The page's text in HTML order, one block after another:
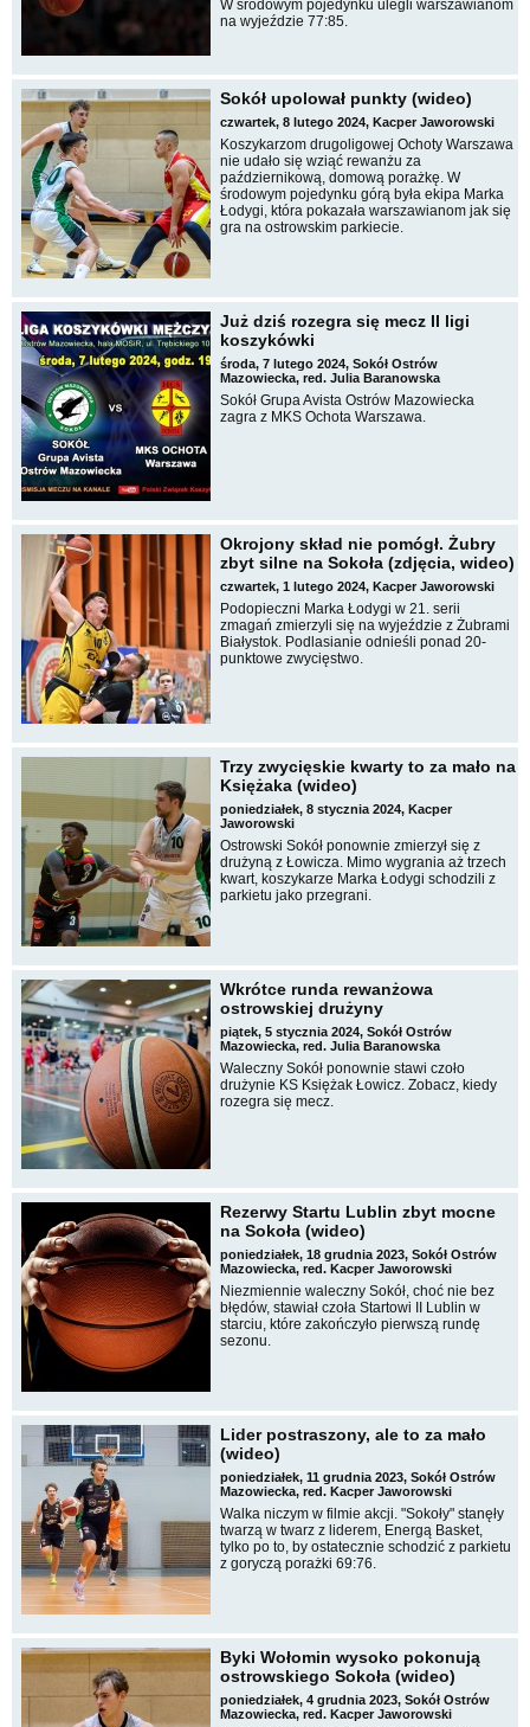
W środowym pojedynku ulegli warszawianom
na wyjeździe 77:85.
Sokół upolował punkty (wideo)
czwartek, 8 lutego 2024, Kacper Jaworowski
Koszykarzom drugoligowej Ochoty Warszawa
nie udało się wziąć rewanżu za
październikową, domową porażkę. W
środowym pojedynku górą była ekipa Marka
Łodygi, która pokazała warszawianom jak się
gra na ostrowskim parkiecie.
Już dziś rozegra się mecz II ligi
koszykówki
środa, 7 lutego 2024, Sokół Ostrów
Mazowiecka, red. Julia Baranowska
Sokół Grupa Avista Ostrów Mazowiecka
zagra z MKS Ochota Warszawa.
Okrojony skład nie pomógł. Żubry
zbyt silne na Sokoła (zdjęcia, wideo)
czwartek, 1 lutego 2024, Kacper Jaworowski
Podopieczni Marka Łodygi w 21. serii
zmagań zmierzyli się na wyjeździe z Żubrami
Białystok. Podlasianie odnieśli ponad 20-
punktowe zwycięstwo.
Trzy zwycięskie kwarty to za mało na
Księżaka (wideo)
poniedziałek, 8 stycznia 2024, Kacper
Jaworowski
Ostrowski Sokół ponownie zmierzył się z
drużyną z Łowicza. Mimo wygrania aż trzech
kwart, koszykarze Marka Łodygi schodzili z
parkietu jako przegrani.
Wkrótce runda rewanżowa
ostrowskiej drużyny
piątek, 5 stycznia 2024, Sokół Ostrów
Mazowiecka, red. Julia Baranowska
Waleczny Sokół ponownie stawi czoło
drużynie KS Księżak Łowicz. Zobacz, kiedy
rozegra się mecz.
Rezerwy Startu Lublin zbyt mocne
na Sokoła (wideo)
poniedziałek, 18 grudnia 2023, Sokół Ostrów
Mazowiecka, red. Kacper Jaworowski
Niezmiennie waleczny Sokół, choć nie bez
błędów, stawiał czoła Startowi II Lublin w
starciu, które zakończyło pierwszą rundę
sezonu.
Lider postraszony, ale to za mało
(wideo)
poniedziałek, 11 grudnia 2023, Sokół Ostrów
Mazowiecka, red. Kacper Jaworowski
Walka niczym w filmie akcji. "Sokoły" stanęły
twarzą w twarz z liderem, Energą Basket,
tylko po to, by ostatecznie schodzić z parkietu
z goryczą porażki 69:76.
Byki Wołomin wysoko pokonują
ostrowskiego Sokoła (wideo)
poniedziałek, 4 grudnia 2023, Sokół Ostrów
Mazowiecka, red. Kacper Jaworowski